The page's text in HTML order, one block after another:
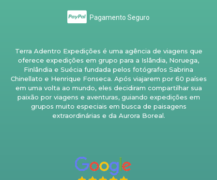
Pagamento Seguro
Terra Adentro Expedições é uma agência de viagens que
oferece expedições em grupo para a Islândia, Noruega,
Finlândia e Suécia fundada pelos fotógrafos Sabrina
Chinellato e Henrique Fonseca. Após viajarem por 60 países
em uma volta ao mundo, eles decidiram compartilhar sua
paixão por viagens e aventuras, guiando expedições em
grupos muito especiais em busca de paisagens
extraordinárias e da Aurora Boreal.